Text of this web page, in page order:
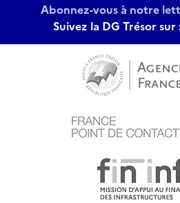
Abonnez-vous à notre
Suivez la DG Trésor sur